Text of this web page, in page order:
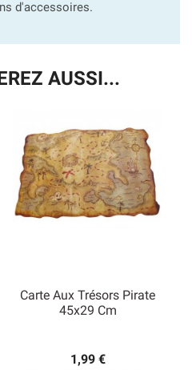
d'accessoires.
AUSSI...
Carte Aux Trésors Pirate
45x29 Cm
1,99 €